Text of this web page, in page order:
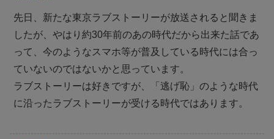
先日、新たな東京ラブストーリーが放送されると聞きま
したが、やはり約30年前のあの時代だから出来た話であ
って、今のようなスマホ等が普及している時代には合っ
ていないのではないかと思っています。
ラブストーリーは好きですが、「逃げ恥」のような時代
に沿ったラブストーリーが受ける時代ではあります。